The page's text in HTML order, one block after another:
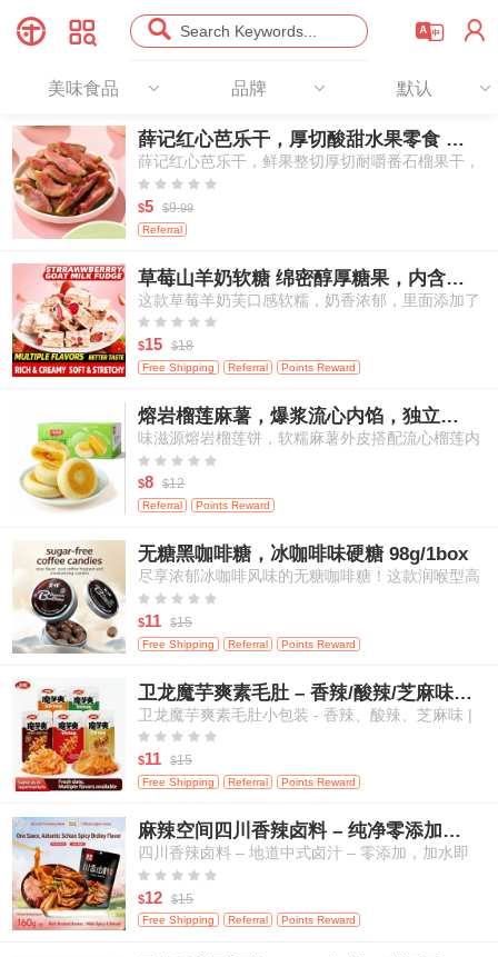
   Search Keywords... 
美味食品 品牌 默认
薛记红心芭乐干，厚切酸甜水果零食 78g
薛记红心芭乐干，鲜果整切厚切耐嚼番石榴果干，
天然酸甜办公室出行休闲果干零食
    
$5 $9.99
Referral
草莓山羊奶软糖 绵密醇厚糖果，内含冻干草莓，独立袋装 250g/包
这款草莓羊奶芙口感软糯，奶香浓郁，里面添加了
真实冻干草莓颗粒，每一口都能吃到草莓的酸甜果
香和羊奶的醇厚奶香，是一款适合大人和孩子分享
的休闲小零食。
    
$15 $18
Free Shipping Referral Points Reward
熔岩榴莲麻薯，爆浆流心内馅，独立小份装点心 250g/6枚
味滋源熔岩榴莲饼，软糯麻薯外皮搭配流心榴莲内
馅，传统亚洲风味点心，独立包装糕点，适合作为
早餐与下午茶小食
    
$8 $12
Referral Points Reward
无糖黑咖啡糖，冰咖啡味硬糖 98g/1box
尽享浓郁冰咖啡风味的无糖咖啡糖！这款润喉型高
级糖果带来醇厚咖啡香气，且不含添加糖，是随时
随地补充活力、清新口气的绝佳选择。
    
$11 $15
Free Shipping Referral Points Reward
卫龙魔芋爽素毛肚 – 香辣/酸辣/芝麻味，高纤维，20小包
卫龙魔芋爽素毛肚小包装 - 香辣、酸辣、芝麻味 |
高纤维、低热量 | 植物基“毛肚”口感 | 传统中式零
食（多口味混合，量贩装）- 20小包
    
$11 $15
Free Shipping Referral Points Reward
麻辣空间四川香辣卤料 – 纯净零添加，适用于肉类、蛋类及蔬菜
四川香辣卤料 – 地道中式卤汁 – 零添加，加水即
用，适合卤制肉类、鸡蛋和蔬菜
    
$12 $15
Free Shipping Referral Points Reward